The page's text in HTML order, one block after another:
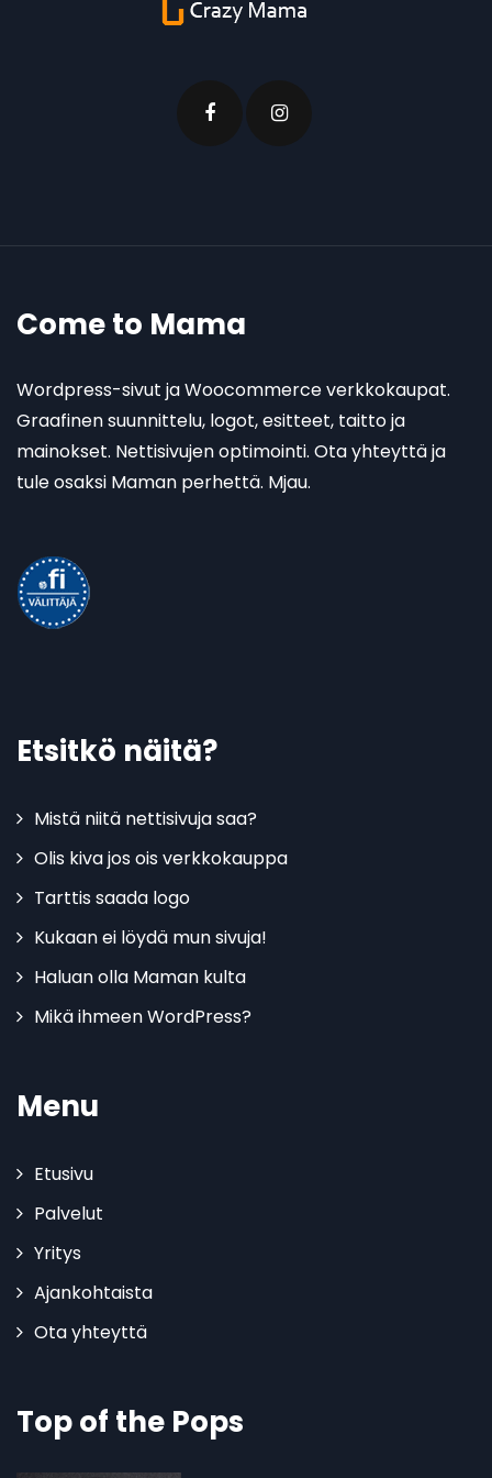
Come to Mama
Wordpress-sivut ja Woocommerce verkkokaupat.
Graafinen suunnittelu, logot, esitteet, taitto ja
mainokset. Nettisivujen optimointi. Ota yhteyttä ja
tule osaksi Maman perhettä. Mjau.
Etsitkö näitä?
Mistä niitä nettisivuja saa?
Olis kiva jos ois verkkokauppa
Tarttis saada logo
Kukaan ei löydä mun sivuja!
Haluan olla Maman kulta
Mikä ihmeen WordPress?
Menu
Etusivu
Palvelut
Yritys
Ajankohtaista
Ota yhteyttä
Top of the Pops